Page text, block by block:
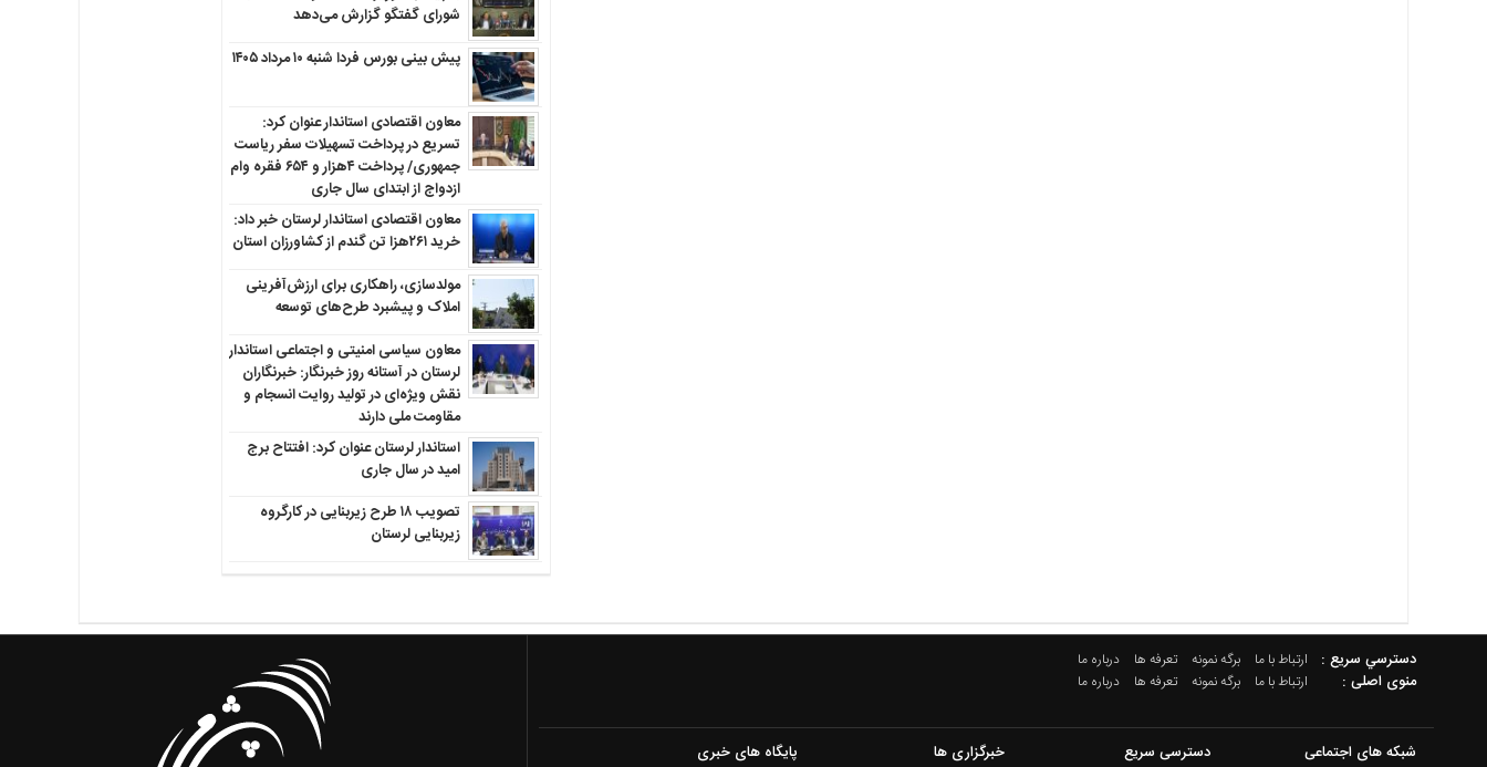
شورای گفتگو گزارش می‌دهد
پیش بینی بورس فردا شنبه ۱۰ مرداد ۱۴۰۵
معاون اقتصادی استاندار عنوان کرد:
تسریع در پرداخت تسهیلات سفر ریاست
جمهوری/ پرداخت ۴هزار و ۶۵۴ فقره وام
ازدواج از ابتدای سال جاری
معاون اقتصادی استاندار لرستان خبر داد:
خرید ۲۶۱هزا تن گندم از کشاورزان استان
مولدسازی، راهکاری برای ارزش‌آفرینی
املاک و پیشبرد طرح‌های توسعه
معاون سیاسی امنیتی و اجتماعی استاندار
لرستان در آستانه روز خبرنگار: خبرنگاران
نقش ویژه‌ای در تولید روایت انسجام و
مقاومت ملی دارند
استاندار لرستان عنوان کرد: افتتاح برج
امید در سال جاری
تصویب ۱۸ طرح زیربنایی در کارگروه
زیربنایی لرستان
دسترسي سريع : ارتباط با ما برگه نمونه تعرفه ها درباره ما
منوی اصلی : ارتباط با ما برگه نمونه تعرفه ها درباره ما
شبکه های اجتماعی دسترسی سریع خبرگزاری ها پایگاه های خبری